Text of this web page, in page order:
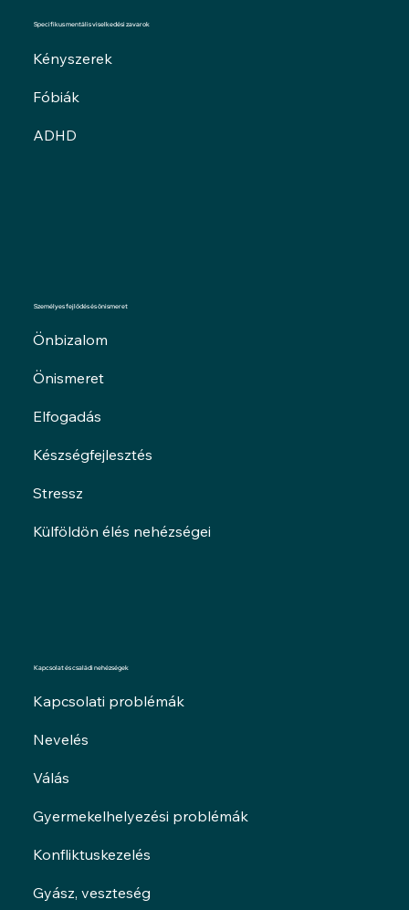
Specifikus mentális viselkedési zavarok
Kényszerek
Fóbiák
ADHD
Kapcsolat és családi nehézségek
Kapcsolati problémák
Nevelés
Válás
Gyermekelhelyezési problémák
Konfliktuskezelés
Gyász, veszteség
Személyes fejlődés és önismeret
Önbizalom
Önismeret
Elfogadás
Készségfejlesztés
Stressz
Külföldön élés nehézségei